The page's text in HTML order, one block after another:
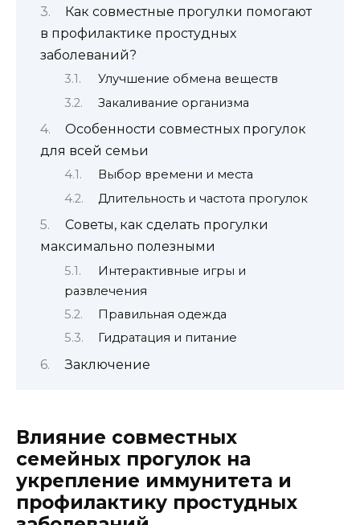
Как совместные прогулки помогают
в профилактике простудных
заболеваний?
Улучшение обмена веществ
Закаливание организма
Особенности совместных прогулок
для всей семьи
Выбор времени и места
Длительность и частота прогулок
Советы, как сделать прогулки
максимально полезными
Интерактивные игры и
развлечения
Правильная одежда
Гидратация и питание
Заключение
Влияние совместных
семейных прогулок на
укрепление иммунитета и
профилактику простудных